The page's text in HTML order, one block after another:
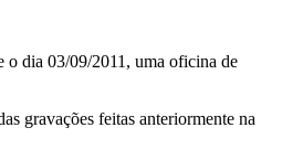
dia 03/09/2011, uma oficina de
gravações feitas anteriormente na